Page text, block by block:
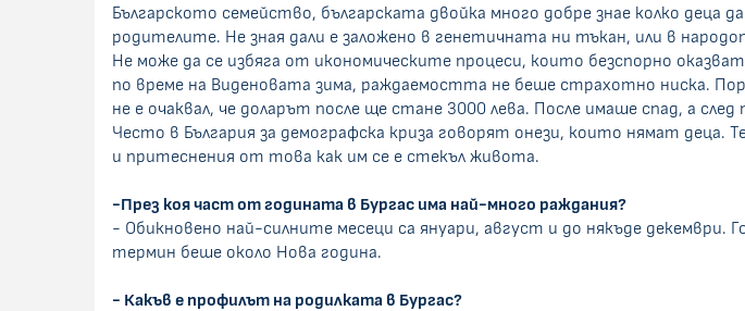
Българското семейство, българската двойка много добре знае колко деца
родителите. Не зная дали е заложено в генетичната ни тъкан, или в
Не може да се избяга от икономическите процеси, които безспорно
по време на Виденовата зима, раждаемостта не беше страхотно ниска.
не е очаквал, че доларът после ще стане 3000 лева. После имаше спад, а
Често в България за демографска криза говорят онези, които нямат
и притеснения от това как им се е стекъл живота.
-През коя част от годината в Бургас има най-много раждания?
- Обикновено най-силните месеци са януари, август и до някъде
термин беше около Нова година.
- Какъв е профилът на родилката в Бургас?